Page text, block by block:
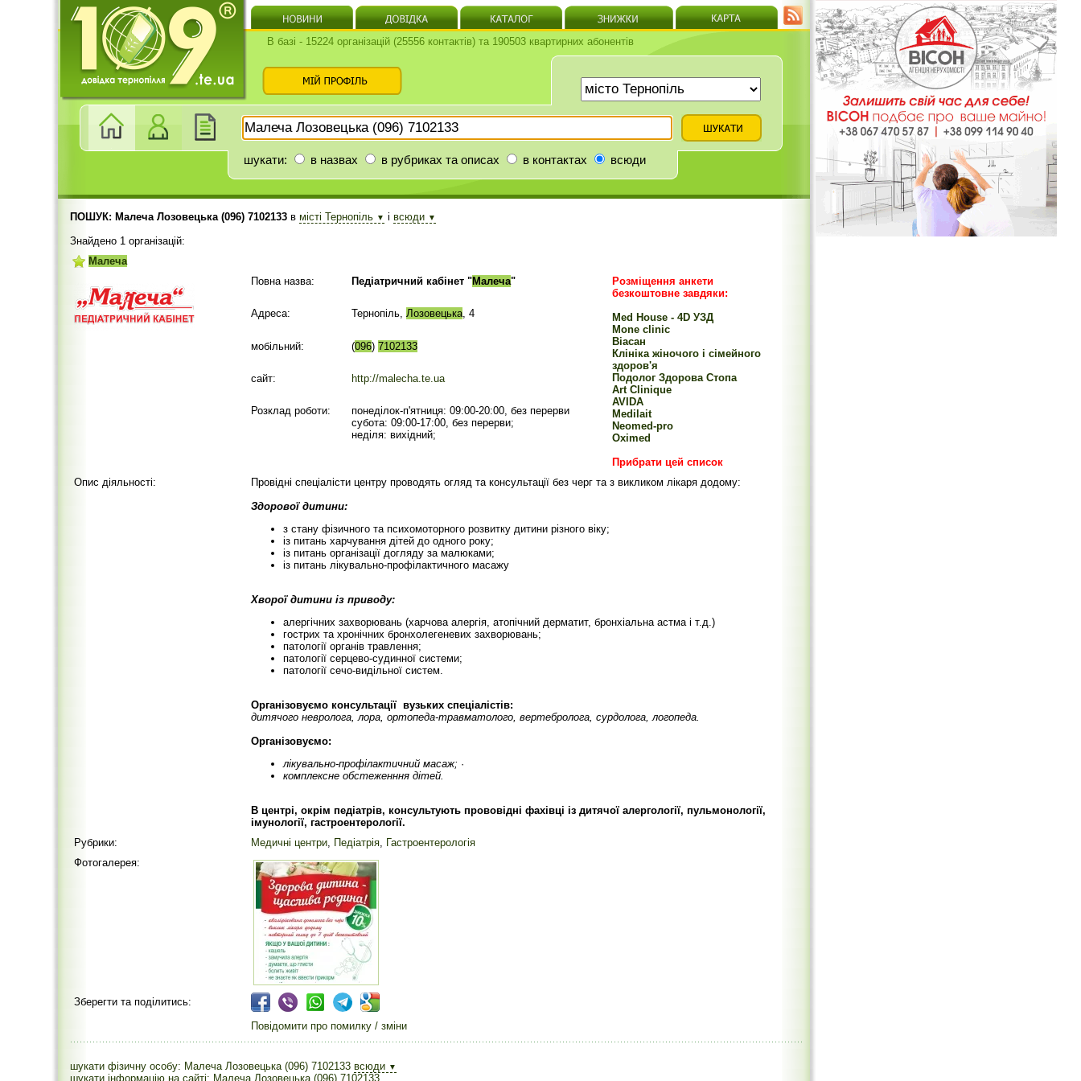
В базі - 15224 організацій (25556 контактів) та 190503 квартирних абонентів
шукати: в назвах в рубриках та описах в контактах всюди
ПОШУК: Малеча Лозовецька (096) 7102133 в місті Тернопіль ▼ і всюди ▼
Знайдено 1 організацій:
Малеча
Розміщення анкети
безкоштовне завдяки:
Med House - 4D УЗД
Mone clinic
Віасан
Клініка жіночого і сімейного
здоров'я
Подолог Здорова Стопа
Art Clinique
AVIDA
Medilait
Neomed-pro
Oximed
Прибрати цей список
Повна назва: Педіатричний кабінет "Малеча"
Адреса: Тернопіль, Лозовецька, 4
мобільний: (096) 7102133
сайт: http://malecha.te.ua
Розклад роботи:
понеділок-п'ятниця: 09:00-20:00, без перерви
субота: 09:00-17:00, без перерви;
неділя: вихідний;
Опис діяльності:
Провідні спеціалісти центру проводять огляд та консультації без черг та з викликом лікаря додому:
Здорової дитини:
з стану фізичного та психомоторного розвитку дитини різного віку;
із питань харчування дітей до одного року;
із питань організації догляду за малюками;
із питань лікувально-профілактичного масажу
Хворої дитини із приводу:
алергічних захворювань (харчова алергія, атопічний дерматит, бронхіальна астма і т.д.)
гострих та хронічних бронхолегеневих захворювань;
патології органів травлення;
патології серцево-судинної системи;
патології сечо-видільної систем.
Організовуємо консультації вузьких спеціалістів:
дитячого невролога, лора, ортопеда-травматолого, вертебролога, сурдолога, логопеда.
Організовуємо:
лікувально-профілактичний масаж; ·
комплексне обстеженння дітей.
В центрі, окрім педіатрів, консультують прововідні фахівці із дитячої алергології, пульмонології,
імунології, гастроентерології.
Рубрики:
Медичні центри, Педіатрія, Гастроентерологія
Фотогалерея:
Зберегти та поділитись:
Повідомити про помилку / зміни
шукати фізичну особу: Малеча Лозовецька (096) 7102133 всюди ▼
шукати інформацію на сайті: Малеча Лозовецька (096) 7102133